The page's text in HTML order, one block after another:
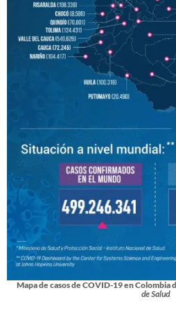
Mapa de casos de COVID-19 en Colombia
de Salud